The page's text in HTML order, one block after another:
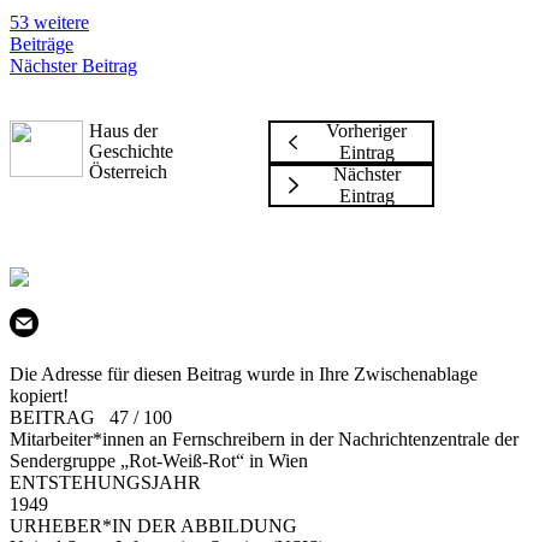
53 weitere
Beiträge
Nächster Beitrag
Haus der
Geschichte
Österreich
Vorheriger
Eintrag
Nächster
Eintrag
Die Adresse für diesen Beitrag wurde in Ihre Zwischenablage
kopiert!
BEITRAG 47 / 100
Mitarbeiter*innen an Fernschreibern in der Nachrichtenzentrale der
Sendergruppe „Rot-Weiß-Rot“ in Wien
ENTSTEHUNGSJAHR
1949
URHEBER*IN DER ABBILDUNG